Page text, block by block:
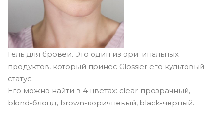
Гель для бровей. Это один из оригинальных
продуктов, который принес Glossier его культовый
статус.
Его можно найти в 4 цветах: clear-прозрачный,
blond-блонд, brown-коричневый, black-черный.